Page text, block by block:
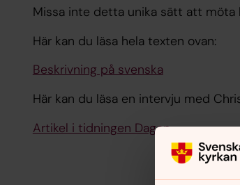
Missa inte detta unika sätt att möta
Här kan du läsa hela texten ovan:
Beskrivning på svenska
Här kan du läsa en intervju med
Artikel i tidningen Dagen